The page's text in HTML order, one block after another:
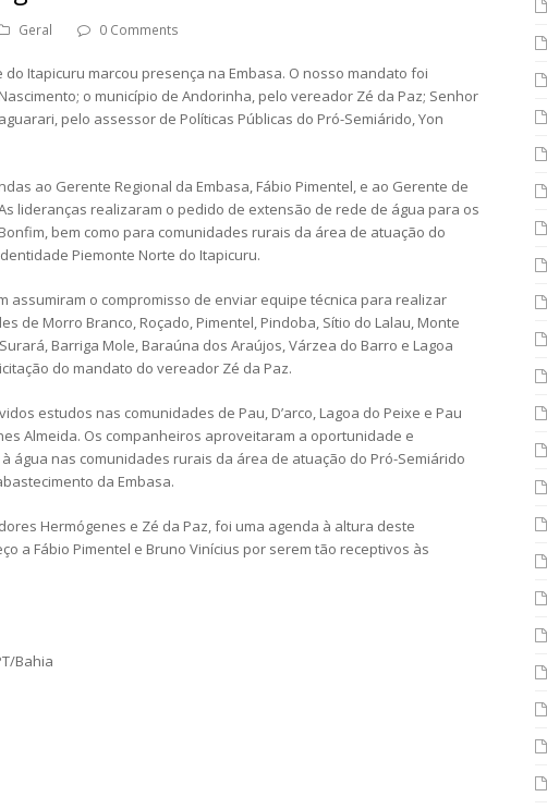
Geral 0 Comments
Itapicuru marcou presença na Embasa. O nosso mandato foi
o município de Andorinha, pelo vereador Zé da Paz; Senhor
pelo assessor de Políticas Públicas do Pró-Semiárido, Yon
ao Gerente Regional da Embasa, Fábio Pimentel, e ao Gerente de
lideranças realizaram o pedido de extensão de rede de água para os
bem como para comunidades rurais da área de atuação do
Piemonte Norte do Itapicuru.
assumiram o compromisso de enviar equipe técnica para realizar
de Morro Branco, Roçado, Pimentel, Pindoba, Sítio do Lalau, Monte
Barriga Mole, Baraúna dos Araújos, Várzea do Barro e Lagoa
do mandato do vereador Zé da Paz.
estudos nas comunidades de Pau, D’arco, Lagoa do Peixe e Pau
Almeida. Os companheiros aproveitaram a oportunidade e
água nas comunidades rurais da área de atuação do Pró-Semiárido
da Embasa.
Hermógenes e Zé da Paz, foi uma agenda à altura deste
a Fábio Pimentel e Bruno Vinícius por serem tão receptivos às
Bahia